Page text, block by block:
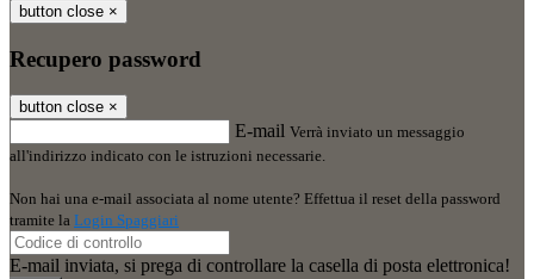
button close ×
Recupero password
button close ×
E-mail Verrà inviato un messaggio
all'indirizzo indicato con le istruzioni necessarie.
Non hai una e-mail associata al nome utente? Effettua il reset della password
tramite la Login Spaggiari
E-mail inviata, si prega di controllare la casella di posta elettronica!